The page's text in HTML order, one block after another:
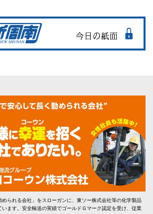
られる会社」をスローガンに、東ソー株式会社等の化学製品
います。安全輸送の実績でゴールドＧマーク認定を受け、従業